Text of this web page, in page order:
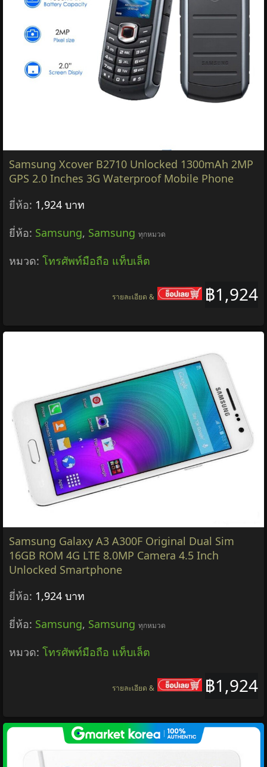
Samsung Xcover B2710 Unlocked 1300mAh 2MP
GPS 2.0 Inches 3G Waterproof Mobile Phone
ยี่ห้อ: 1,924 บาท
ยี่ห้อ: Samsung, Samsung ทุกหมวด
หมวด: โทรศัพท์มือถือ แท็บเล็ต
฿1,924
รายละเอียด &
Samsung Galaxy A3 A300F Original Dual Sim
16GB ROM 4G LTE 8.0MP Camera 4.5 Inch
Unlocked Smartphone
ยี่ห้อ: 1,924 บาท
ยี่ห้อ: Samsung, Samsung ทุกหมวด
หมวด: โทรศัพท์มือถือ แท็บเล็ต
฿1,924
รายละเอียด &